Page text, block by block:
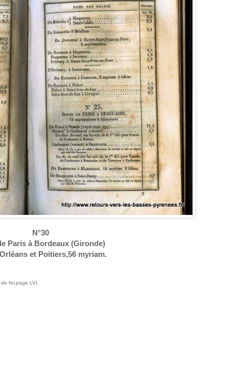
N°30
Paris à Bordeaux (Gironde)
et Poitiers,56 myriam.
fer,page LVI.